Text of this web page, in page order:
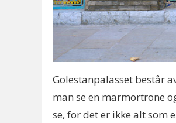
Golestanpalasset består
man se en marmortrone
se, for det er ikke alt som